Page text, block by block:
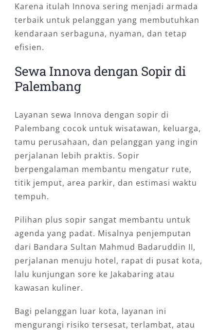
Karena itulah Innova sering menjadi armada
terbaik untuk pelanggan yang membutuhkan
kendaraan serbaguna, nyaman, dan tetap
efisien.
Sewa Innova dengan Sopir di
Palembang
Layanan sewa Innova dengan sopir di
Palembang cocok untuk wisatawan, keluarga,
tamu perusahaan, dan pelanggan yang ingin
perjalanan lebih praktis. Sopir
berpengalaman membantu mengatur rute,
titik jemput, area parkir, dan estimasi waktu
tempuh.
Pilihan plus sopir sangat membantu untuk
agenda yang padat. Misalnya penjemputan
dari Bandara Sultan Mahmud Badaruddin II,
perjalanan menuju hotel, rapat di pusat kota,
lalu kunjungan sore ke Jakabaring atau
kawasan kuliner.
Bagi pelanggan luar kota, layanan ini
mengurangi risiko tersesat, terlambat, atau